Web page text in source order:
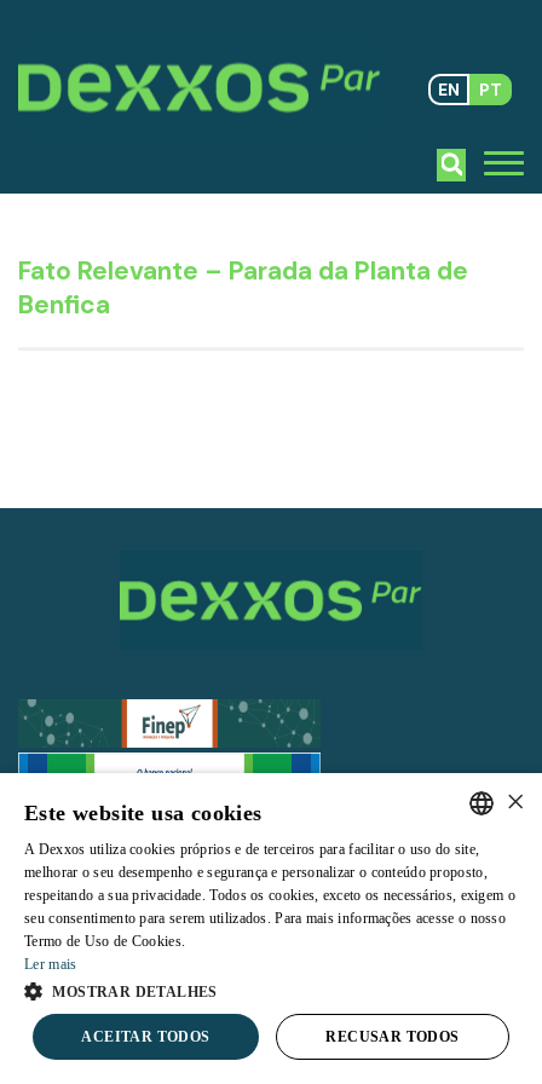
EN PT
Fato Relevante – Parada da Planta de
Benfica
Privacidade
PORTUGUESE
ENGLISH
×
Este website usa cookies
A Dexxos utiliza cookies próprios e de terceiros para facilitar o uso do site,
melhorar o seu desempenho e segurança e personalizar o conteúdo proposto,
respeitando a sua privacidade. Todos os cookies, exceto os necessários, exigem o
seu consentimento para serem utilizados. Para mais informações acesse o nosso
Termo de Uso de Cookies.
Ler mais
MOSTRAR DETALHES
ACEITAR TODOS RECUSAR TODOS